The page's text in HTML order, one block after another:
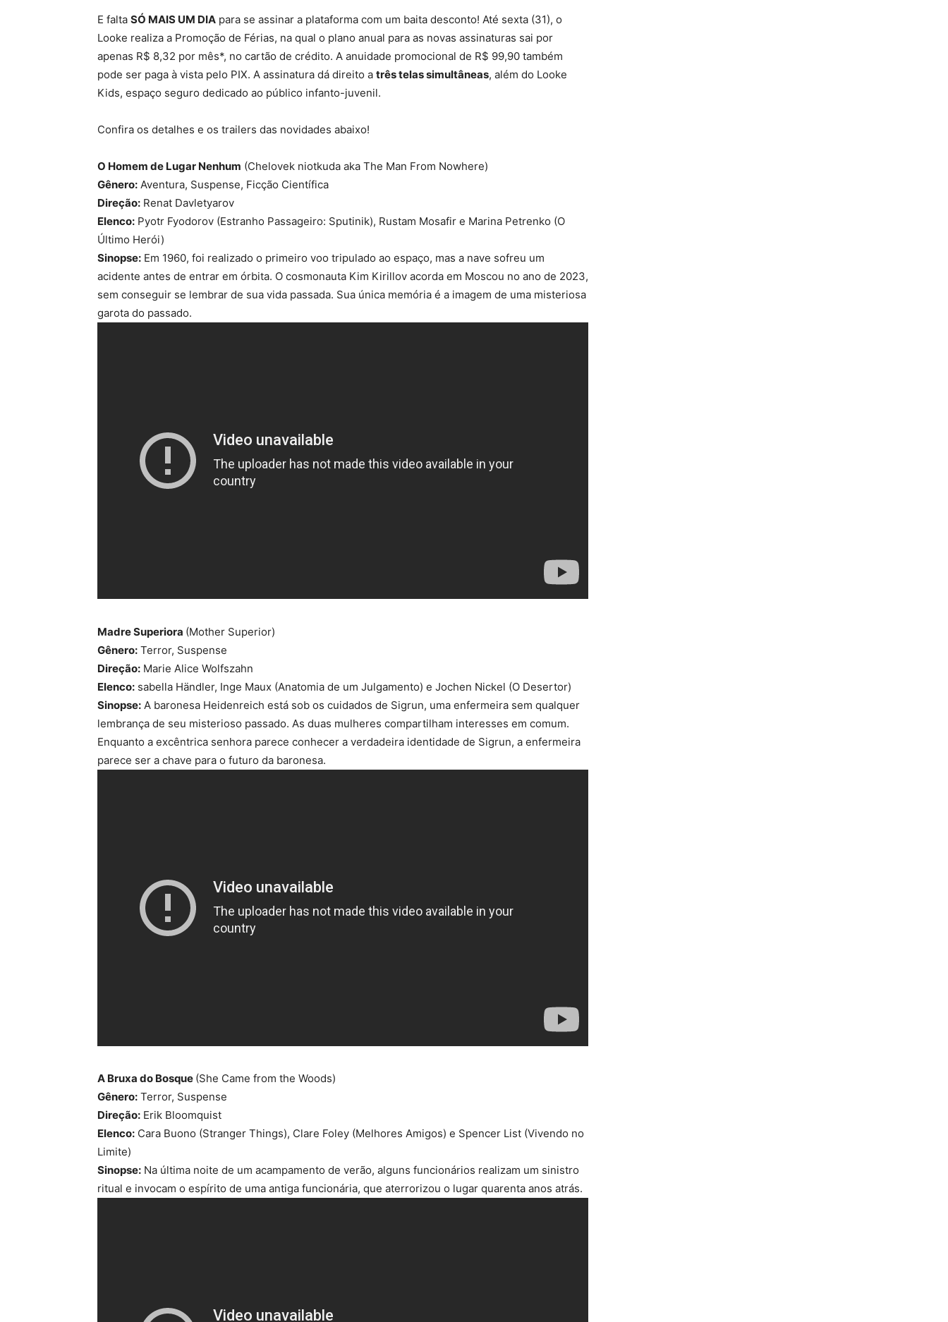
E falta SÓ MAIS UM DIA para se assinar a plataforma com um baita desconto! Até sexta (31), o
Looke realiza a Promoção de Férias, na qual o plano anual para as novas assinaturas sai por
apenas R$ 8,32 por mês*, no cartão de crédito. A anuidade promocional de R$ 99,90 também
pode ser paga à vista pelo PIX. A assinatura dá direito a três telas simultâneas, além do Looke
Kids, espaço seguro dedicado ao público infanto-juvenil.
Confira os detalhes e os trailers das novidades abaixo!
O Homem de Lugar Nenhum (Chelovek niotkuda aka The Man From Nowhere)
Gênero: Aventura, Suspense, Ficção Científica
Direção: Renat Davletyarov
Elenco: Pyotr Fyodorov (Estranho Passageiro: Sputinik), Rustam Mosafir e Marina Petrenko (O
Último Herói)
Sinopse: Em 1960, foi realizado o primeiro voo tripulado ao espaço, mas a nave sofreu um
acidente antes de entrar em órbita. O cosmonauta Kim Kirillov acorda em Moscou no ano de 2023,
sem conseguir se lembrar de sua vida passada. Sua única memória é a imagem de uma misteriosa
garota do passado.
Madre Superiora (Mother Superior)
Gênero: Terror, Suspense
Direção: Marie Alice Wolfszahn
Elenco: sabella Händler, Inge Maux (Anatomia de um Julgamento) e Jochen Nickel (O Desertor)
Sinopse: A baronesa Heidenreich está sob os cuidados de Sigrun, uma enfermeira sem qualquer
lembrança de seu misterioso passado. As duas mulheres compartilham interesses em comum.
Enquanto a excêntrica senhora parece conhecer a verdadeira identidade de Sigrun, a enfermeira
parece ser a chave para o futuro da baronesa.
A Bruxa do Bosque (She Came from the Woods)
Gênero: Terror, Suspense
Direção: Erik Bloomquist
Elenco: Cara Buono (Stranger Things), Clare Foley (Melhores Amigos) e Spencer List (Vivendo no
Limite)
Sinopse: Na última noite de um acampamento de verão, alguns funcionários realizam um sinistro
ritual e invocam o espírito de uma antiga funcionária, que aterrorizou o lugar quarenta anos atrás.